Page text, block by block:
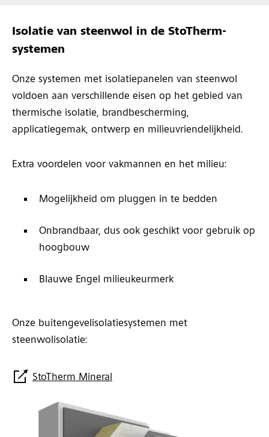
Isolatie van steenwol in de StoTherm-
systemen
Onze systemen met isolatiepanelen van steenwol
voldoen aan verschillende eisen op het gebied van
thermische isolatie, brandbescherming,
applicatiegemak, ontwerp en milieuvriendelijkheid.
Extra voordelen voor vakmannen en het milieu:
Mogelijkheid om pluggen in te bedden
Onbrandbaar, dus ook geschikt voor gebruik op
hoogbouw
Blauwe Engel milieukeurmerk
Onze buitengevelisolatiesystemen met
steenwolisolatie:
StoTherm Mineral